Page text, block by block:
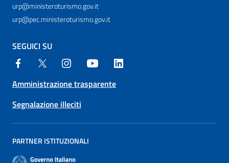
urp@ministeroturismo.gov.it
urp@pec.ministeroturismo.gov.it
SEGUICI SU
Amministrazione trasparente
Segnalazione illeciti
PARTNER ISTITUZIONALI